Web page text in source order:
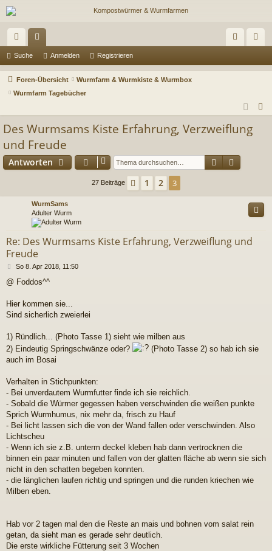
ch
ne
llz
riff
en m
n
ist
re
Suche Anmelden Registrieren
Foren-Übersicht
Wurmfarm & Wurmkiste & Wurmbox
Wurmfarm Tagebücher
Des Wurmsams Kiste Erfahrung, Verzweiflung
und Freude
Antworten Suche
27 Beiträge Vorherige
1 2 3
WurmSams
Adulter Wurm
Re: Des Wurmsams Kiste Erfahrung, Verzweiflung und
Freude
B
i
r
So 8. Apr 2018, 11:50
@ Foddos^^
Hier kommen sie...
Sind sicherlich zweierlei
1) Ründlich... (Photo Tasse 1) sieht wie milben aus
2) Eindeutig Springschwänze oder?
(Photo Tasse 2) so hab ich sie
auch im Bosai
Verhalten in Stichpunkten:
- Bei unverdautem Wurmfutter finde ich sie reichlich.
- Sobald die Würmer gegessen haben verschwinden die weißen punkte
Sprich Wurmhumus, nix mehr da, frisch zu Hauf
- Bei licht lassen sich die von der Wand fallen oder verschwinden. Also
Lichtscheu
- Wenn ich sie z.B. unterm deckel kleben hab dann vertrocknen die
binnen ein paar minuten und fallen von der glatten fläche ab wenn sie sich
nicht in den schatten begeben konnten.
- die länglichen laufen richtig und springen und die runden kriechen wie
Milben eben.
Hab vor 2 tagen mal den die Reste an mais und bohnen vom salat rein
getan, da sieht man es gerade sehr deutlich.
Die erste wirkliche Fütterung seit 3 Wochen